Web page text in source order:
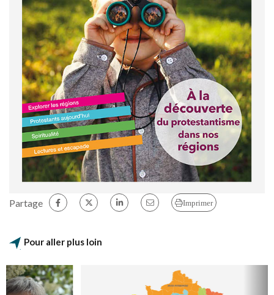
Partage Imprimer
Pour aller plus loin